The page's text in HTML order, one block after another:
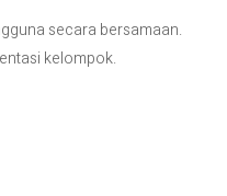
secara bersamaan.
kelompok.